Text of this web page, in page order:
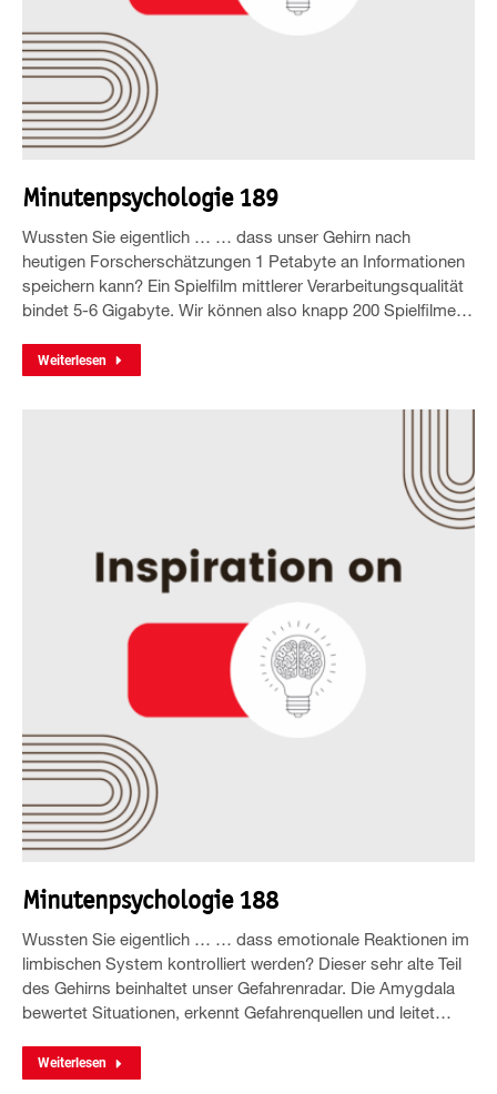
Minutenpsychologie 189
Wussten Sie eigentlich … … dass unser Gehirn nach
heutigen Forscherschätzungen 1 Petabyte an Informationen
speichern kann? Ein Spielfilm mittlerer Verarbeitungsqualität
bindet 5-6 Gigabyte. Wir können also knapp 200 Spielfilme…
Weiterlesen
Minutenpsychologie 188
Wussten Sie eigentlich … … dass emotionale Reaktionen im
limbischen System kontrolliert werden? Dieser sehr alte Teil
des Gehirns beinhaltet unser Gefahrenradar. Die Amygdala
bewertet Situationen, erkennt Gefahrenquellen und leitet…
Weiterlesen